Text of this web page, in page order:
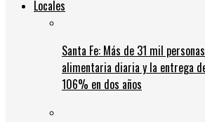
Locales
Santa Fe: Más de 31 mil
alimentaria diaria y la entrega
106% en dos años